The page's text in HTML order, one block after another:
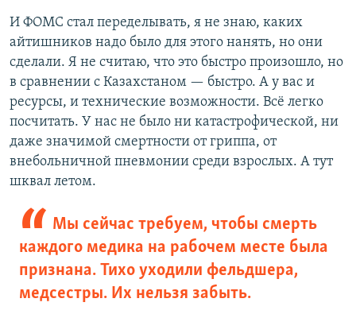
И ФОМС стал переделывать, я не знаю, каких
айтишников надо было для этого нанять, но они
сделали. Я не считаю, что это быстро произошло, но
в сравнении с Казахстаном — быстро. А у вас и
ресурсы, и технические возможности. Всё легко
посчитать. У нас не было ни катастрофической, ни
даже значимой смертности от гриппа, от
внебольничной пневмонии среди взрослых. А тут
шквал летом.
Мы сейчас требуем, чтобы смерть
каждого медика на рабочем месте была
признана. Тихо уходили фельдшера,
медсестры. Их нельзя забыть.